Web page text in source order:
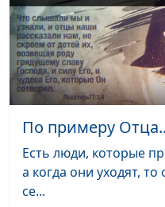
Прощай,
оружие
Предпосылки
гениальности
Преодолевая
себя
У них есть
будущее
По примеру
Есть люди, которые
а когда они уходят,
се...